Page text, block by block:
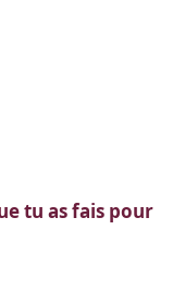
tu as fais pour